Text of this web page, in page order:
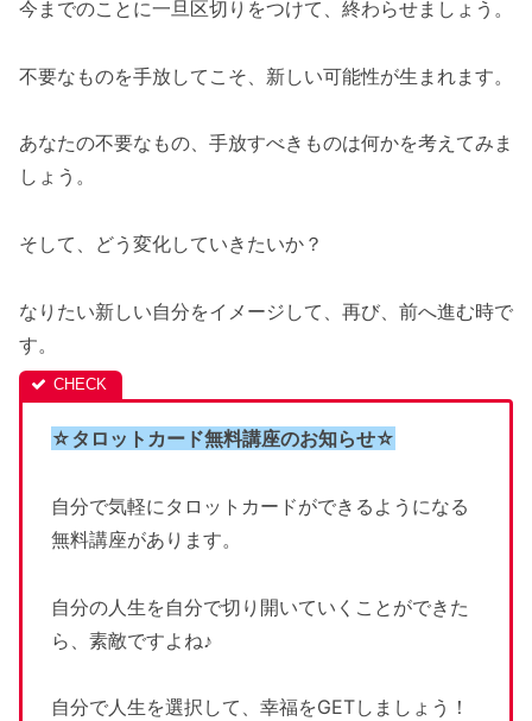
今までのことに一旦区切りをつけて、終わらせましょう。
不要なものを手放してこそ、新しい可能性が生まれます。
あなたの不要なもの、手放すべきものは何かを考えてみま
しょう。
そして、どう変化していきたいか？
なりたい新しい自分をイメージして、再び、前へ進む時で
す。
☆タロットカード無料講座のお知らせ☆
自分で気軽にタロットカードができるようになる
無料講座があります。
自分の人生を自分で切り開いていくことができた
ら、素敵ですよね♪
自分で人生を選択して、幸福をGETしましょう！